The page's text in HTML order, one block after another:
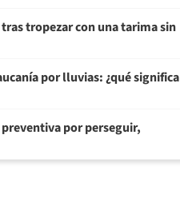
tropezar con una tarima sin
por lluvias: ¿qué significa
por perseguir,